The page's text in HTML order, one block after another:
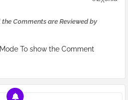
Comments are Reviewed by
To show the Comment